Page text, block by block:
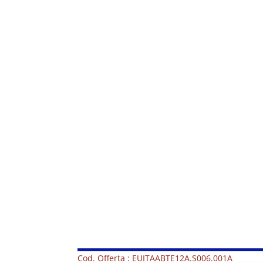
Cod. Offerta : EUITAABTE12A.S006.001A